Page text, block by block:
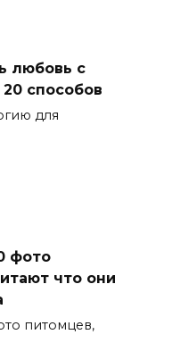
любовь с
способов
для
фото
что они
питомцев,